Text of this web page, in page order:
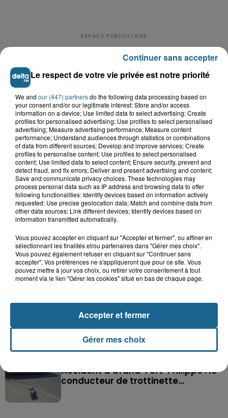
LE TOP DE L'ACTU
Saint-Omer : un enfant gravement brûlé
après l'explosion d'un jouet...
Hazebrouck : victime d'un accident,
Lucas s'en est allé brutalement...
Disparition inquiétante à Cappelle-
la-Grande : Michael, 41 ans...
Accident à Grand-Fort-Philippe : le
conducteur de trottinette...
Le respect de votre vie privée est notre priorité
We and our (447) partnersdo the following data processing based on
your consent and/or our legitimate interest: Store and/or access
information on a device; Use limited data to select advertising; Create
profiles for personalised advertising; Use profiles to select personalised
advertising; Measure advertising performance; Measure content
performance; Understand audiences through statistics or combinations
of data from different sources; Develop and improve services; Create
profiles to personalise content; Use profiles to select personalised
content; Use limited data to select content; Ensure security, prevent and
detect fraud, and fix errors; Deliver and present advertising and content;
Save and communicate privacy choices. These technologies may
process personal data such as IP address and browsing data to offer
following functionalities: Identify devices based on information actively
requested; Use precise geolocation data; Match and combine data from
other data sources; Link different devices; Identify devices based on
information transmitted automatically.
Vous pouvez accepter en cliquant sur "Accepter et fermer", ou affiner en
sélectionnant les finalités et/ou partenaires dans "Gérer mes choix".
Vous pouvez également refuser en cliquant sur "Continuer sans
accepter". Vos préférences ne s'appliqueront que pour ce site. Vous
pouvez mettre à jour vos choix, ou retirer votre consentement à tout
moment via le lien "Gérer les cookies" situé en bas de chaque page.
Gérer mes choix
Accepter et fermer
Continuer sans accepter